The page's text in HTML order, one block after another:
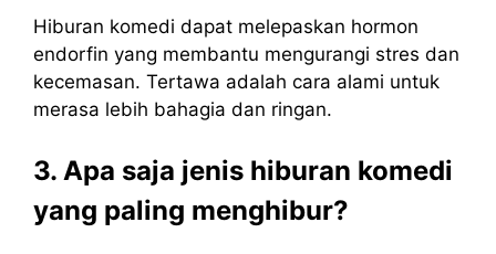
Hiburan komedi dapat melepaskan hormon
endorfin yang membantu mengurangi stres dan
kecemasan. Tertawa adalah cara alami untuk
merasa lebih bahagia dan ringan.
3. Apa saja jenis hiburan komedi
yang paling menghibur?